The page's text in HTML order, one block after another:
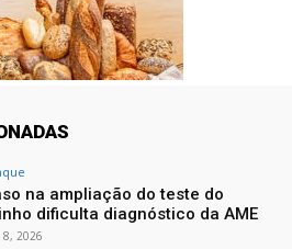
na ampliação do teste do
dificulta diagnóstico da AME
8, 2026